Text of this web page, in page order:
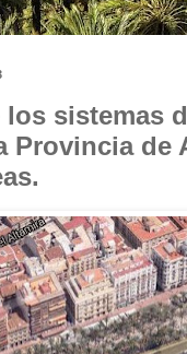
sistemas
Provincia de